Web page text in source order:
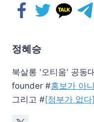
정혜승
북살롱 '오티움' 공동
founder #홍보가 아
그리고 #[정부가 없